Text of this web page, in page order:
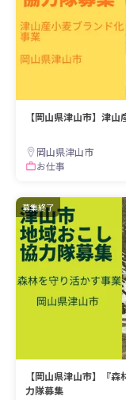
【岡山県津山市】津
岡山県津山市
お仕事
募集終了
【岡山県津山市】『
力隊募集